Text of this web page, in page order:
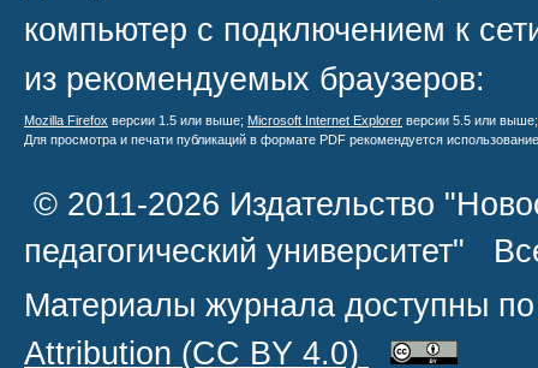
компьютер с подключением к
из рекомендуемых браузеров:
Mozilla Firefox версии 1.5 или выше; Microsoft Internet Explorer версии 5.5 или
Для просмотра и печати публикаций в формате PDF рекомендуется
© 2011-2026 Издательство
педагогический университет"
Материалы журнала доступны
Attribution (CC BY 4.0)